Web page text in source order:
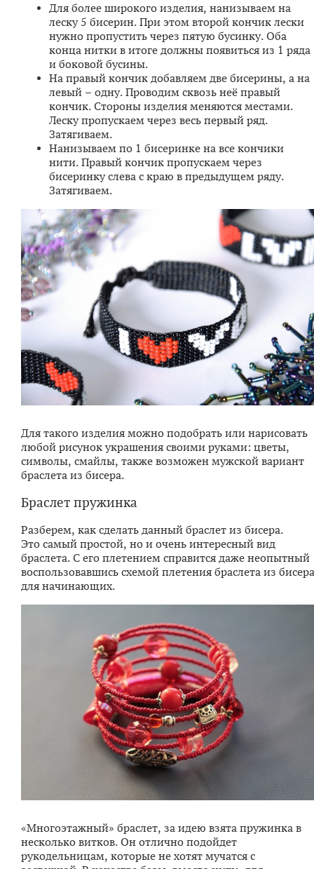
Для более широкого изделия, нанизываем на
леску 5 бисерин. При этом второй кончик лески
нужно пропустить через пятую бусинку. Оба
конца нитки в итоге должны появиться из 1 ряда
и боковой бусины.
На правый кончик добавляем две бисерины, а на
левый – одну. Проводим сквозь неё правый
кончик. Стороны изделия меняются местами.
Леску пропускаем через весь первый ряд.
Затягиваем.
Нанизываем по 1 бисеринке на все кончики
нити. Правый кончик пропускаем через
бисеринку слева с краю в предыдущем ряду.
Затягиваем.
Для такого изделия можно подобрать или нарисовать
любой рисунок украшения своими руками: цветы,
символы, смайлы, также возможен мужской вариант
браслета из бисера.
Браслет пружинка
Разберем, как сделать данный браслет из бисера.
Это самый простой, но и очень интересный вид
браслета. С его плетением справится даже неопытный
воспользовавшись схемой плетения браслета из бисера
для начинающих.
«Многоэтажный» браслет, за идею взята пружинка в
несколько витков. Он отлично подойдет
рукодельницам, которые не хотят мучатся с